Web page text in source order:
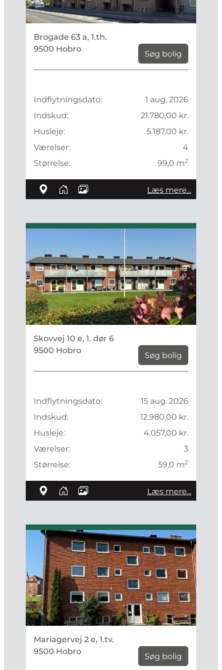
Brogade 63 a, 1.th.
9500 Hobro
Søg bolig
Indflytningsdato:
1 aug. 2026
Indskud:
21.780,00 kr.
Husleje:
5.187,00 kr.
Værelser:
4
Størrelse:
99,0 m2
Læs mere...
Skovvej 10 e, 1. dør 6
9500 Hobro
Søg bolig
Indflytningsdato:
15 aug. 2026
Indskud:
12.980,00 kr.
Husleje:
4.057,00 kr.
Værelser:
3
Størrelse:
59,0 m2
Læs mere...
Mariagervej 2 e, 1.tv.
9500 Hobro
Søg bolig